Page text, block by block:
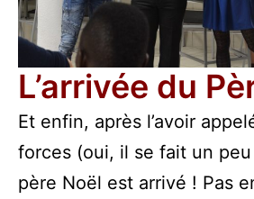
L’arrivée du
Et enfin, après l’avoir
forces (oui, il se fait un
père Noël est arrivé ! Pas